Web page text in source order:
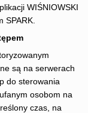
WIŚNIOWSKI
SPARK.
są na serwerach
do sterowania
osobom na
czas, na